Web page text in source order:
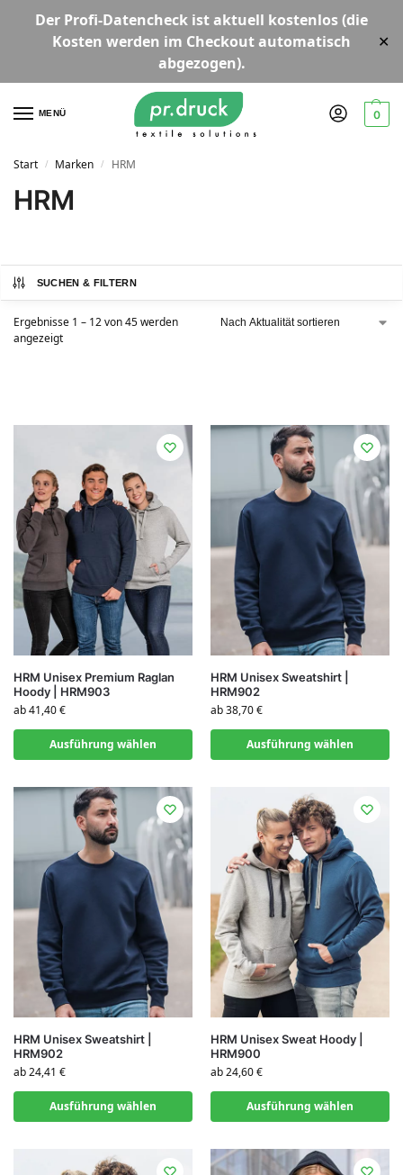
Der Profi-Datencheck ist aktuell kostenlos(die
Kosten werden im Checkout automatisch
abgezogen).
✕
MENÜ 0
Start / Marken / HRM
HRM
SUCHEN & FILTERN
Ergebnisse 1 – 12 von 45 werden
angezeigt
HRM Unisex Premium Raglan
Hoody | HRM903
ab41,40€
Ausführung wählen
HRM Unisex Sweatshirt |
HRM902
ab38,70€
Ausführung wählen
HRM Unisex Sweatshirt |
HRM902
ab24,41 €
Ausführung wählen
HRM Unisex Sweat Hoody |
HRM900
ab24,60€
Ausführung wählen